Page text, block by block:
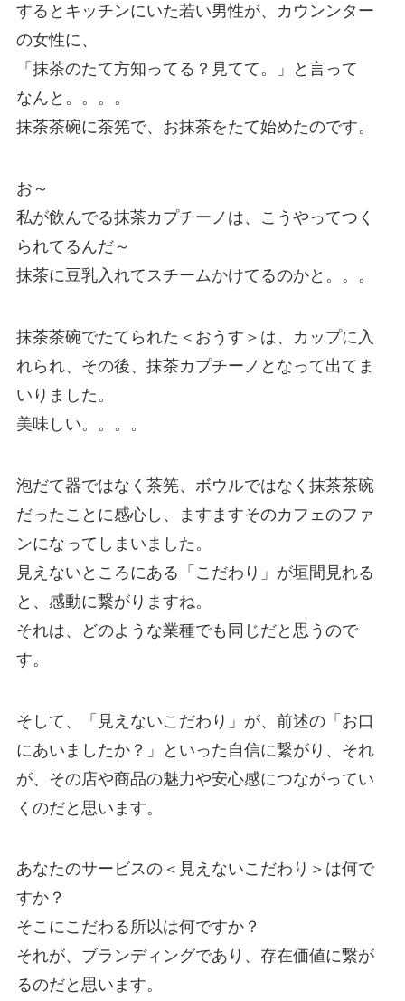
するとキッチンにいた若い男性が、カウンンター
の女性に、
「抹茶のたて方知ってる？見てて。」と言って
なんと。。。。
抹茶茶碗に茶筅で、お抹茶をたて始めたのです。
お～
私が飲んでる抹茶カプチーノは、こうやってつく
られてるんだ～
抹茶に豆乳入れてスチームかけてるのかと。。。
抹茶茶碗でたてられた＜おうす＞は、カップに入
れられ、その後、抹茶カプチーノとなって出てま
いりました。
美味しい。。。。
泡だて器ではなく茶筅、ボウルではなく抹茶茶碗
だったことに感心し、ますますそのカフェのファ
ンになってしまいました。
見えないところにある「こだわり」が垣間見れる
と、感動に繋がりますね。
それは、どのような業種でも同じだと思うので
す。
そして、「見えないこだわり」が、前述の「お口
にあいましたか？」といった自信に繋がり、それ
が、その店や商品の魅力や安心感につながってい
くのだと思います。
あなたのサービスの＜見えないこだわり＞は何で
すか？
そこにこだわる所以は何ですか？
それが、ブランディングであり、存在価値に繋が
るのだと思います。